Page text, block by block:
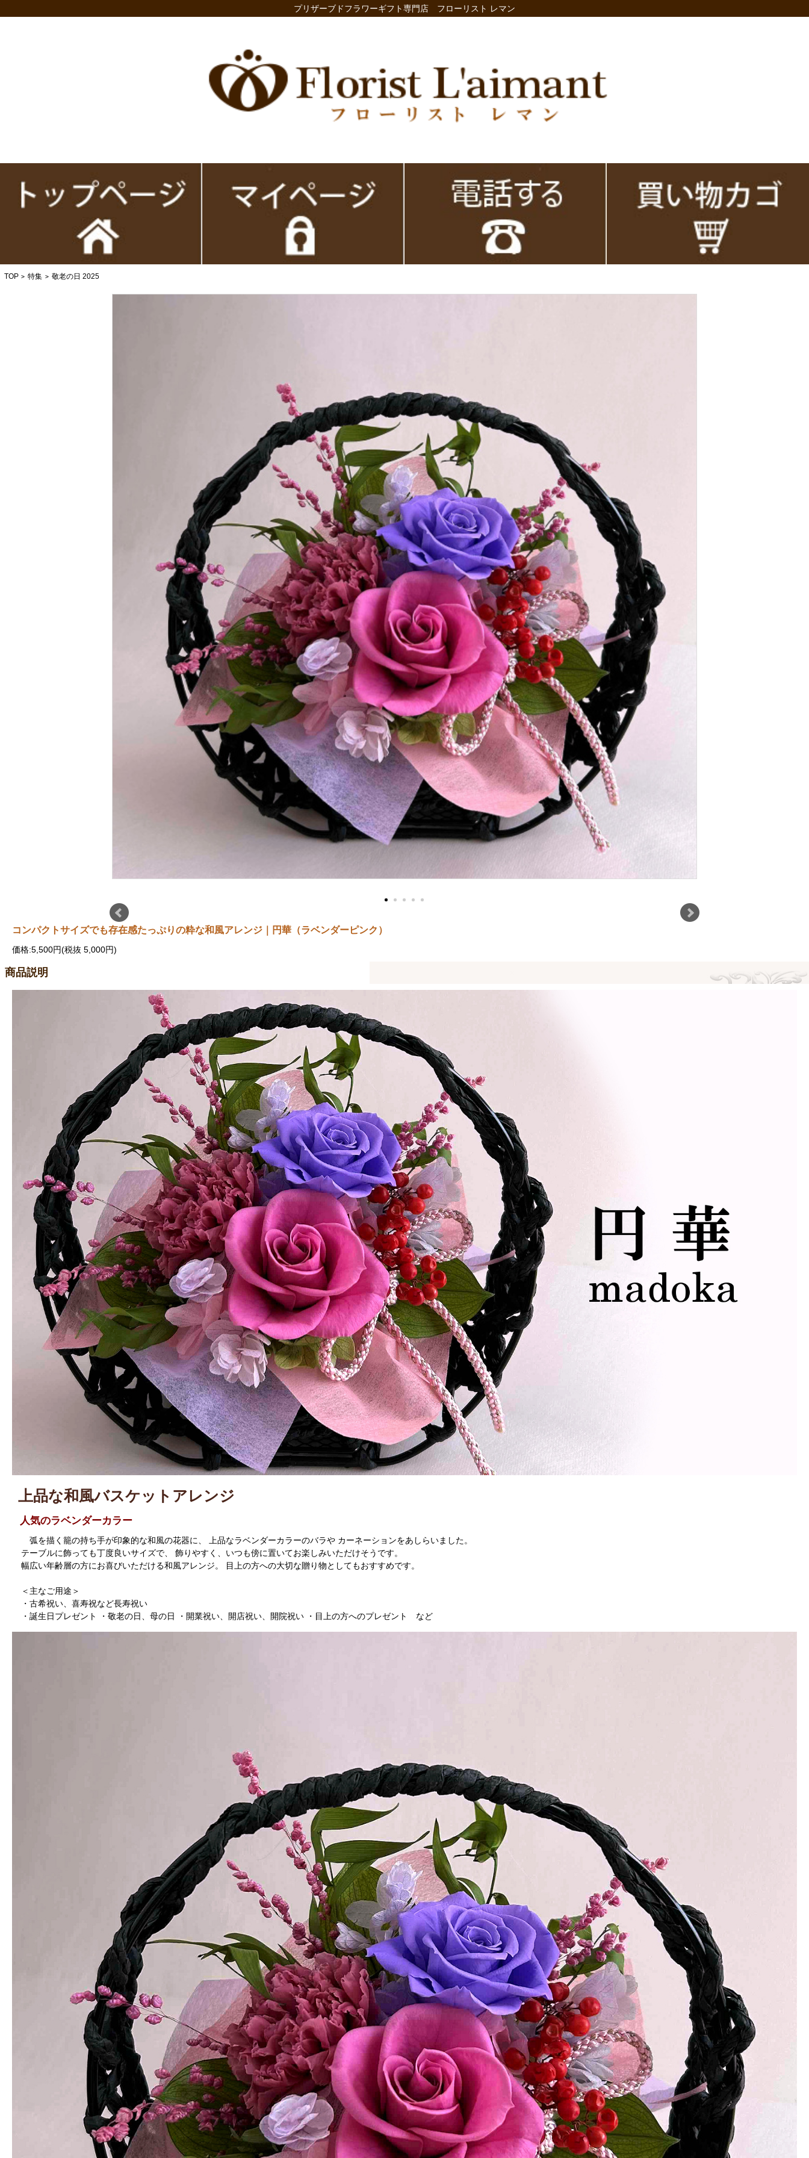
プリザーブドフラワーギフト専門店 フローリスト レマン
TOP > 特集 > 敬老の日 2025
コンパクトサイズでも存在感たっぷりの粋な和風アレンジ｜円華（ラベンダーピンク）
価格:5,500円(税抜 5,000円)
商品説明
上品な和風バスケットアレンジ
人気のラベンダーカラー
弧を描く籠の持ち手が印象的な和風の花器に、 上品なラベンダーカラーのバラや カーネーションをあしらいました。
テーブルに飾っても丁度良いサイズで、 飾りやすく、いつも傍に置いてお楽しみいただけそうです。
幅広い年齢層の方にお喜びいただける和風アレンジ。 目上の方への大切な贈り物としてもおすすめです。
＜主なご用途＞
・古希祝い、喜寿祝など長寿祝い
・誕生日プレゼント ・敬老の日、母の日 ・開業祝い、開店祝い、開院祝い ・目上の方へのプレゼント など